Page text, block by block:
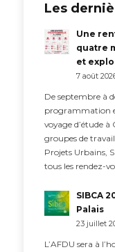
Les
Une
quatre
et
7 août
De septembre à
programmation
voyage d’étude
groupes de
Projets Urbains,
tous les rendez-
SIBCA
Palais
23 juillet
L’AFDU sera à